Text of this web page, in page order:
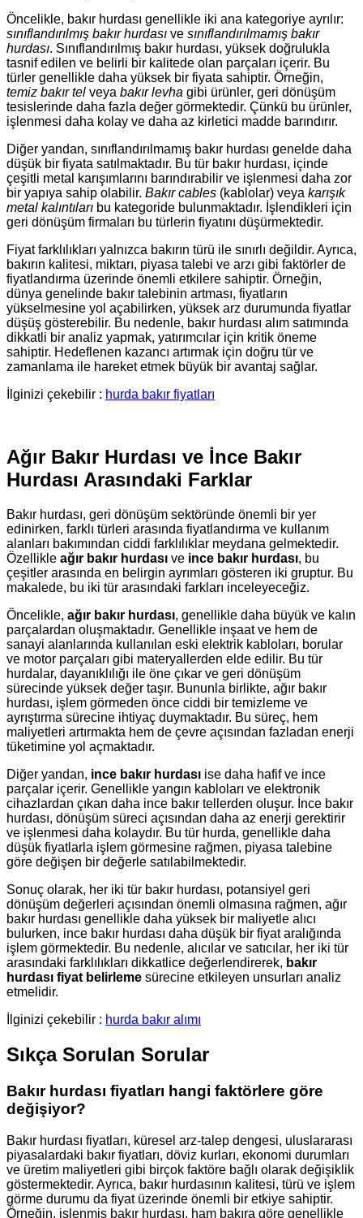
Öncelikle, bakır hurdası genellikle iki ana kategoriye ayrılır:
sınıflandırılmış bakır hurdası ve sınıflandırılmamış bakır
hurdası. Sınıflandırılmış bakır hurdası, yüksek doğrulukla
tasnif edilen ve belirli bir kalitede olan parçaları içerir. Bu
türler genellikle daha yüksek bir fiyata sahiptir. Örneğin,
temiz bakır tel veya bakır levha gibi ürünler, geri dönüşüm
tesislerinde daha fazla değer görmektedir. Çünkü bu ürünler,
işlenmesi daha kolay ve daha az kirletici madde barındırır.
Diğer yandan, sınıflandırılmamış bakır hurdası genelde daha
düşük bir fiyata satılmaktadır. Bu tür bakır hurdası, içinde
çeşitli metal karışımlarını barındırabilir ve işlenmesi daha zor
bir yapıya sahip olabilir. Bakır cables (kablolar) veya karışık
metal kalıntıları bu kategoride bulunmaktadır. İşlendikleri için
geri dönüşüm firmaları bu türlerin fiyatını düşürmektedir.
Fiyat farklılıkları yalnızca bakırın türü ile sınırlı değildir. Ayrıca,
bakırın kalitesi, miktarı, piyasa talebi ve arzı gibi faktörler de
fiyatlandırma üzerinde önemli etkilere sahiptir. Örneğin,
dünya genelinde bakır talebinin artması, fiyatların
yükselmesine yol açabilirken, yüksek arz durumunda fiyatlar
düşüş gösterebilir. Bu nedenle, bakır hurdası alım satımında
dikkatli bir analiz yapmak, yatırımcılar için kritik öneme
sahiptir. Hedeflenen kazancı artırmak için doğru tür ve
zamanlama ile hareket etmek büyük bir avantaj sağlar.
İlginizi çekebilir : hurda bakır fiyatları
Ağır Bakır Hurdası ve İnce Bakır
Hurdası Arasındaki Farklar
Bakır hurdası, geri dönüşüm sektöründe önemli bir yer
edinirken, farklı türleri arasında fiyatlandırma ve kullanım
alanları bakımından ciddi farklılıklar meydana gelmektedir.
Özellikle ağır bakır hurdası ve ince bakır hurdası, bu
çeşitler arasında en belirgin ayrımları gösteren iki gruptur. Bu
makalede, bu iki tür arasındaki farkları inceleyeceğiz.
Öncelikle, ağır bakır hurdası, genellikle daha büyük ve kalın
parçalardan oluşmaktadır. Genellikle inşaat ve hem de
sanayi alanlarında kullanılan eski elektrik kabloları, borular
ve motor parçaları gibi materyallerden elde edilir. Bu tür
hurdalar, dayanıklılığı ile öne çıkar ve geri dönüşüm
sürecinde yüksek değer taşır. Bununla birlikte, ağır bakır
hurdası, işlem görmeden önce ciddi bir temizleme ve
ayrıştırma sürecine ihtiyaç duymaktadır. Bu süreç, hem
maliyetleri artırmakta hem de çevre açısından fazladan enerji
tüketimine yol açmaktadır.
Diğer yandan, ince bakır hurdası ise daha hafif ve ince
parçalar içerir. Genellikle yangın kabloları ve elektronik
cihazlardan çıkan daha ince bakır tellerden oluşur. İnce bakır
hurdası, dönüşüm süreci açısından daha az enerji gerektirir
ve işlenmesi daha kolaydır. Bu tür hurda, genellikle daha
düşük fiyatlarla işlem görmesine rağmen, piyasa talebine
göre değişen bir değerle satılabilmektedir.
Sonuç olarak, her iki tür bakır hurdası, potansiyel geri
dönüşüm değerleri açısından önemli olmasına rağmen, ağır
bakır hurdası genellikle daha yüksek bir maliyetle alıcı
bulurken, ince bakır hurdası daha düşük bir fiyat aralığında
işlem görmektedir. Bu nedenle, alıcılar ve satıcılar, her iki tür
arasındaki farklılıkları dikkatlice değerlendirerek, bakır
hurdası fiyat belirleme sürecine etkileyen unsurları analiz
etmelidir.
İlginizi çekebilir : hurda bakır alımı
Sıkça Sorulan Sorular
Bakır hurdası fiyatları hangi faktörlere göre
değişiyor?
Bakır hurdası fiyatları, küresel arz-talep dengesi, uluslararası
piyasalardaki bakır fiyatları, döviz kurları, ekonomi durumları
ve üretim maliyetleri gibi birçok faktöre bağlı olarak değişiklik
göstermektedir. Ayrıca, bakır hurdasının kalitesi, türü ve işlem
görme durumu da fiyat üzerinde önemli bir etkiye sahiptir.
Örneğin, işlenmiş bakır hurdası, ham bakıra göre genellikle